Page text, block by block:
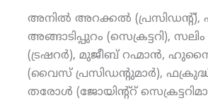
അനില്‍ അറക്കല്‍ (പ്രസിഡന്റ്),
അങ്ങാടിപ്പുറം (സെക്രട്ടറി),
(ട്രഷറര്‍), മുജീബ് റഹ്മാന്‍,
(വൈസ് പ്രസിഡന്റുമാര്‍),
തരോള്‍ (ജോയിന്റ്‌റ്